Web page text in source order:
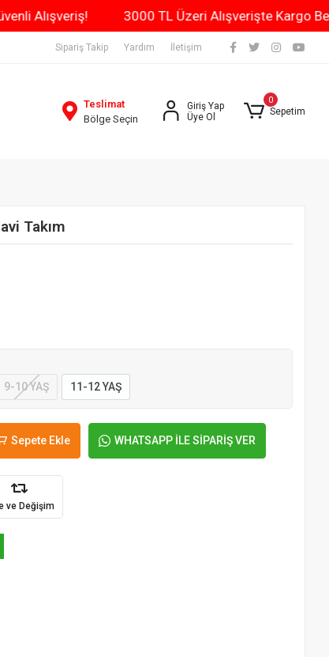
& Güvenli Alışveriş! 3000 TL Üzeri Alışverişte
Sipariş Takip Yardım İletişim
Teslimat
Bölge Seçin
Giriş Yap
Üye Ol
0
Sepetim
Takım
9-10 YAŞ 11-12 YAŞ
Sepete Ekle WHATSAPP İLE SİPARİŞ VER
ve Değişim